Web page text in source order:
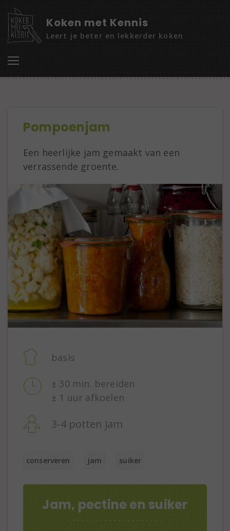
Koken met Kennis
Leert je beter en lekkerder koken
Pompoenjam
Een heerlijke jam gemaakt van een
verrassende groente.
basis
± 30 min. bereiden
± 1 uur afkoelen
3-4 potten jam
conserveren jam suiker
Jam, pectine en suiker